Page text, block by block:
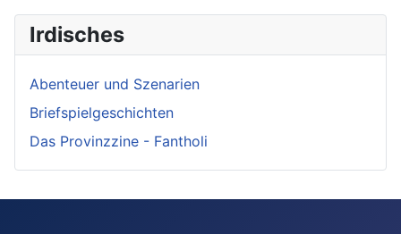
Irdisches
Abenteuer und Szenarien
Briefspielgeschichten
Das Provinzzine - Fantholi